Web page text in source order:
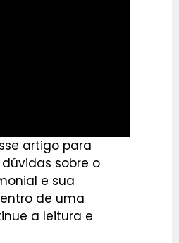
artigo para
sobre o
e sua
de uma
a leitura e